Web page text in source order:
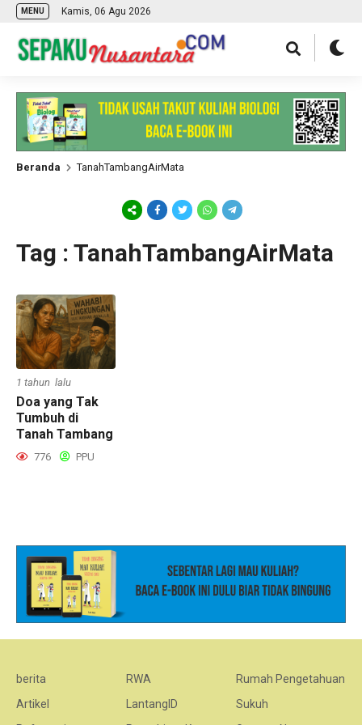
MENU Kamis, 06 Agu 2026
Beranda TanahTambangAirMata
Tag : TanahTambangAirMata
1 tahun lalu
Doa yang Tak
Tumbuh di
Tanah Tambang
776 PPU
berita
Artikel
RWA
LantangID
Rumah Pengetahuan
Sukuh